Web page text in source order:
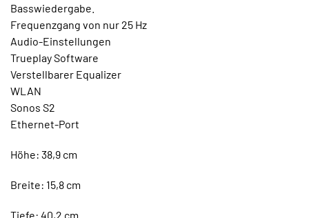
Basswiedergabe.
Frequenzgang von nur 25 Hz
Audio-Einstellungen
Trueplay Software
Verstellbarer Equalizer
WLAN
Sonos S2
Ethernet-Port
Höhe: 38,9 cm
Breite: 15,8 cm
Tiefe: 40,2 cm